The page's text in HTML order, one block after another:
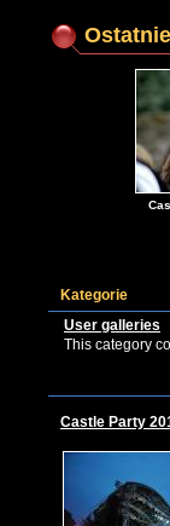
Kategorie
User galleries
This category
Castle Party